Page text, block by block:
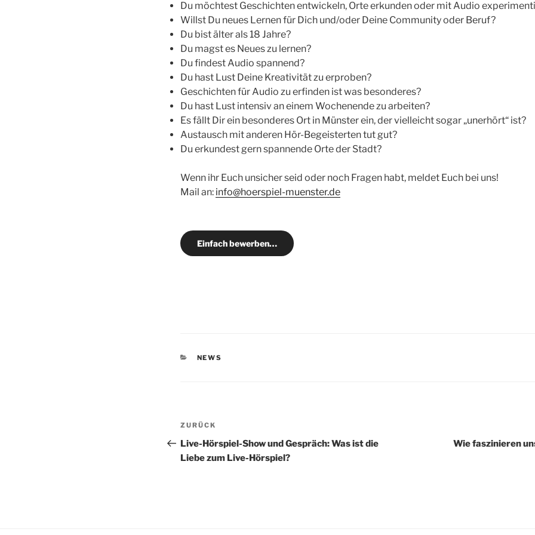
Du möchtest Geschichten entwickeln, Orte erkunden oder mit Audio
Willst Du neues Lernen für Dich und/oder Deine Community oder Beruf?
Du bist älter als 18 Jahre?
Du magst es Neues zu lernen?
Du findest Audio spannend?
Du hast Lust Deine Kreativität zu erproben?
Geschichten für Audio zu erfinden ist was besonderes?
Du hast Lust intensiv an einem Wochenende zu arbeiten?
Es fällt Dir ein besonderes Ort in Münster ein, der vielleicht sogar „unerhört“ ist?
Austausch mit anderen Hör-Begeisterten tut gut?
Du erkundest gern spannende Orte der Stadt?
Wenn ihr Euch unsicher seid oder noch Fragen habt, meldet Euch bei uns!
Mail an: info@hoerspiel-muenster.de
Einfach bewerben…
KATEGORIEN
NEWS
Beitragsnavigation
Vorheriger
Beitrag
ZURÜCK
Live-Hörspiel-Show und Gespräch: Was ist die
Liebe zum Live-Hörspiel?
Wie faszinieren